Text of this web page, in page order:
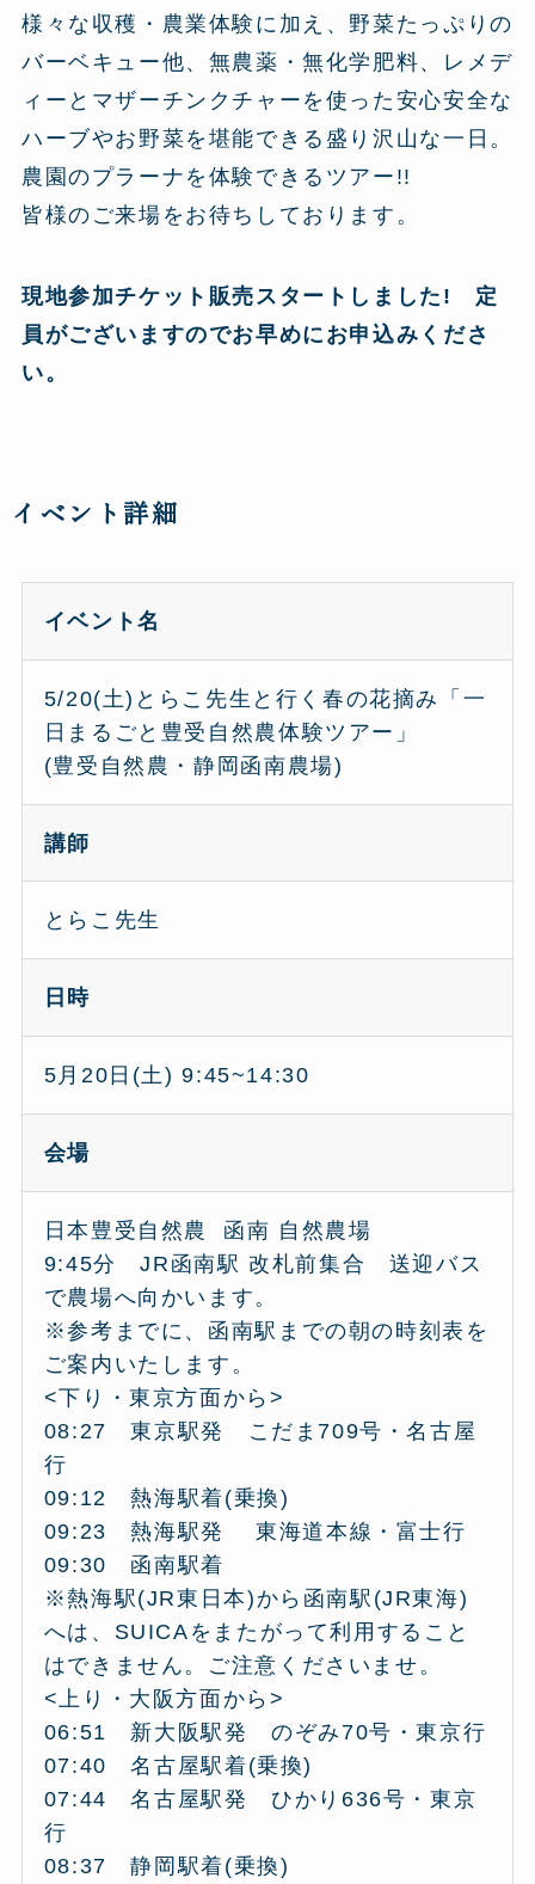
様々な収穫・農業体験に加え、野菜たっぷりの
バーベキュー他、無農薬・無化学肥料、レメデ
ィーとマザーチンクチャーを使った安心安全な
ハーブやお野菜を堪能できる盛り沢山な一日。
農園のプラーナを体験できるツアー!!
皆様のご来場をお待ちしております。
現地参加チケット販売スタートしました! 定
員がございますのでお早めにお申込みくださ
い。
イベント詳細
イベント名
5/20(土)とらこ先生と行く春の花摘み「一
日まるごと豊受自然農体験ツアー」
(豊受自然農・静岡函南農場)
講師
とらこ先生
日時
5月20日(土) 9:45~14:30
会場
日本豊受自然農 函南 自然農場
9:45分 JR函南駅 改札前集合 送迎バス
で農場へ向かいます。
※参考までに、函南駅までの朝の時刻表を
ご案内いたします。
<下り・東京方面から>
08:27 東京駅発 こだま709号・名古屋
行
09:12 熱海駅着(乗換)
09:23 熱海駅発 東海道本線・富士行
09:30 函南駅着
※熱海駅(JR東日本)から函南駅(JR東海)
へは、SUICAをまたがって利用すること
はできません。ご注意くださいませ。
<上り・大阪方面から>
06:51 新大阪駅発 のぞみ70号・東京行
07:40 名古屋駅着(乗換)
07:44 名古屋駅発 ひかり636号・東京
行
08:37 静岡駅着(乗換)